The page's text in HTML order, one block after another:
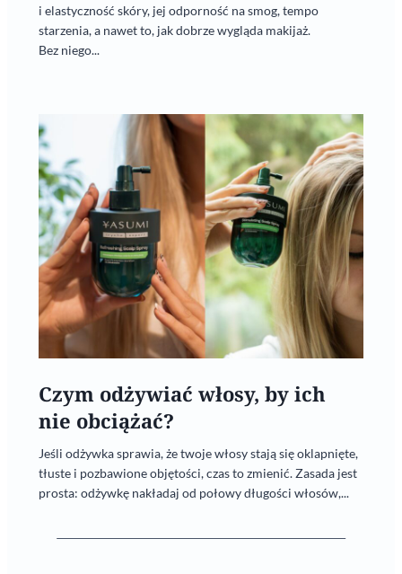
i elastyczność skóry, jej odporność na smog, tempo
starzenia, a nawet to, jak dobrze wygląda makijaż.
Bez niego...
Czym odżywiać włosy, by ich
nie obciążać?
Jeśli odżywka sprawia, że twoje włosy stają się oklapnięte,
tłuste i pozbawione objętości, czas to zmienić. Zasada jest
prosta: odżywkę nakładaj od połowy długości włosów,...